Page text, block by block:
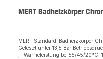
MERT Badheizkörper
MERT Standard-Badheizkörper
Getestet unter 13,5 Bar
,- Wärmeleistung bei 55/45/